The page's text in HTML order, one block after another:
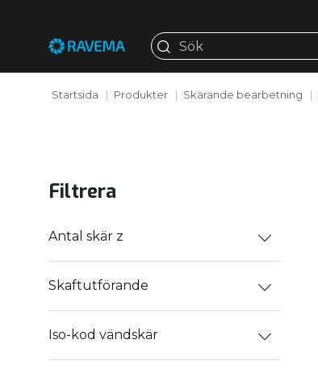
Startsida Produkter Skärande bearbetning
Filtrera
Antal skär z
Skaftutförande
Iso-kod vändskär